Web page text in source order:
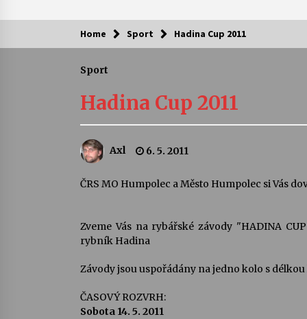
Kam za kulturou?
Camerata a Sukuba Ensemble
4. 8. 2026
Pozvánka na integrační festival
Quijotova šedesátka: 28. 7.–1. 8.
28. 7. 2026
Miller
Za kulturou kousek za Humpolec. V
Home Sport Hadina Cup 2011
Sport
Hadina Cup 2011
Axl 6. 5. 2011
ČRS MO Humpolec a Město Humpolec si Vás
Zveme Vás na rybářské závody "HADINA
rybník Hadina
Závody jsou uspořádány na jedno kolo s délkou
ČASOVÝ ROZVRH:
Sobota 14. 5. 2011